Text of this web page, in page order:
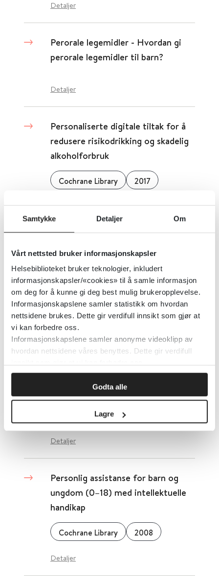
Samtykke Detaljer Om
Vårt nettsted bruker informasjonskapsler
Helsebiblioteket bruker teknologier, inkludert
informasjonskapsler/«cookies» til å samle informasjon
om deg for å kunne gi deg best mulig brukeropplevelse.
Informasjonskapslene samler statistikk om hvordan
nettsidene brukes. Dette gir verdifull innsikt som gjør at
vi kan forbedre oss.
Informasjonskapslene samler anonyme videoklipp av
hvordan nettsidene våres benyttes. Dette gir verdifull
Godta alle
Lagre
Detaljer
Perorale legemidler - Hvordan gi
perorale legemidler til barn?
Detaljer
Personaliserte digitale tiltak for å
redusere risikodrikking og skadelig
alkoholforbruk
Cochrane Library 2017
Detaljer
eksponering for ioniserende
stråling
Direktoratet for strålevern og atomsikkerhet
Detaljer
ungdom (0-18) med både fysiske
og intellektuelle handikap
Cochrane Library
Detaljer
Personlig assistanse for barn og
ungdom (0–18) med intellektuelle
handikap
Cochrane Library 2008
Detaljer